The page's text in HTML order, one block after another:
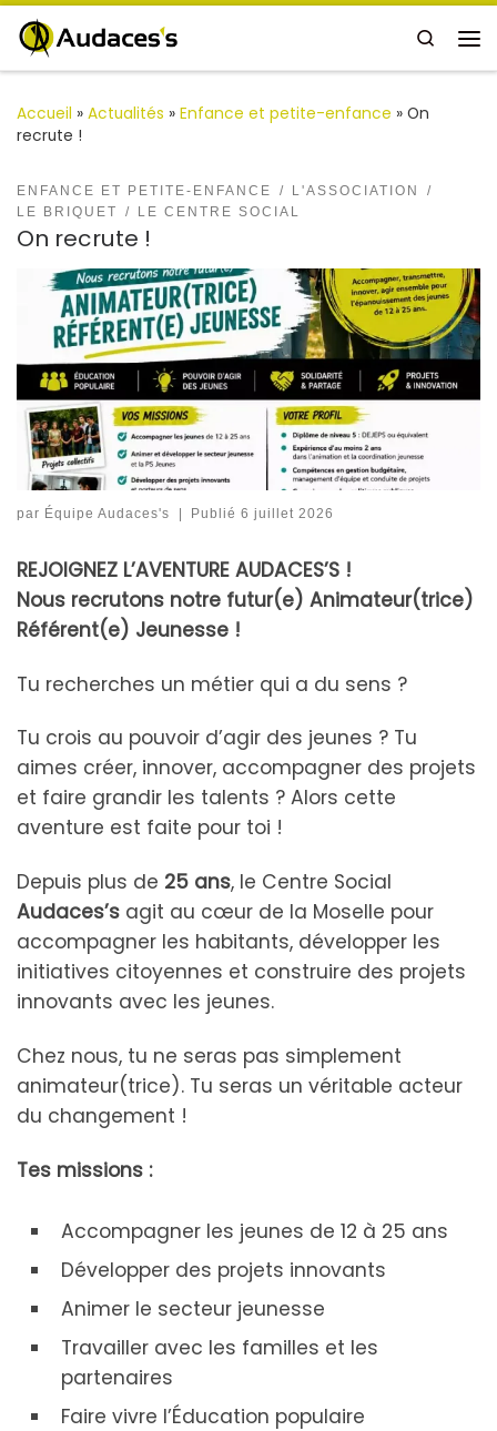
Passer au contenu
Search
Accueil » Actualités » Enfance et petite-enfance » On
recrute !
ENFANCE ET PETITE-ENFANCE
L'ASSOCIATION
LE BRIQUET
LE CENTRE SOCIAL
On recrute !
par Équipe Audaces's | Publié6 juillet 2026
REJOIGNEZ L’AVENTURE AUDACES’S !
Nous recrutons notre futur(e) Animateur(trice)
Référent(e) Jeunesse !
Tu recherches un métier qui a du sens ?
Tu crois au pouvoir d’agir des jeunes ? Tu
aimes créer, innover, accompagner des projets
et faire grandir les talents ? Alors cette
aventure est faite pour toi !
Depuis plus de 25 ans, le Centre Social
Audaces’s agit au cœur de la Moselle pour
accompagner les habitants, développer les
initiatives citoyennes et construire des projets
innovants avec les jeunes.
Chez nous, tu ne seras pas simplement
animateur(trice). Tu seras un véritable acteur
du changement !
Tes missions :
Accompagner les jeunes de 12 à 25 ans
Développer des projets innovants
Animer le secteur jeunesse
Travailler avec les familles et les
partenaires
Faire vivre l’Éducation populaire